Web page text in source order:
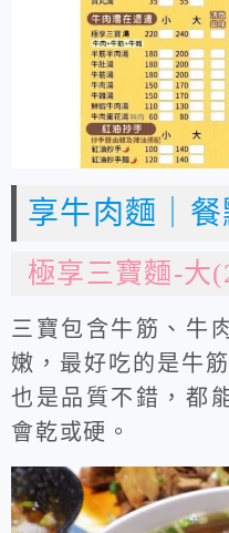
享牛肉麵｜餐
極享三寶麵-大
三寶包含牛筋、牛
嫩，最好吃的是牛
也是品質不錯，都
會乾或硬。